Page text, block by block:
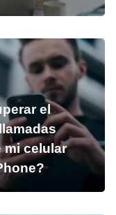
el
mi celular